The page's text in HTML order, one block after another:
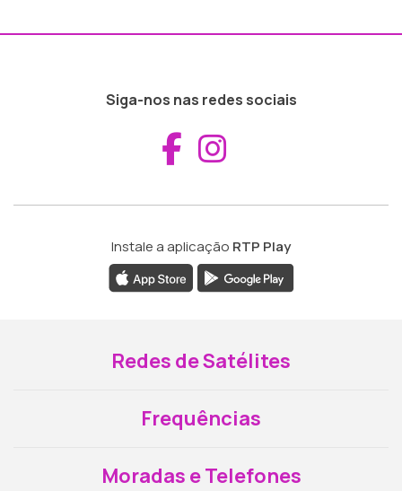
Siga-nos nas redes sociais
Aceder ao
Instale a aplicação RTP Play
Redes de Satélites
Frequências
Moradas e Telefones